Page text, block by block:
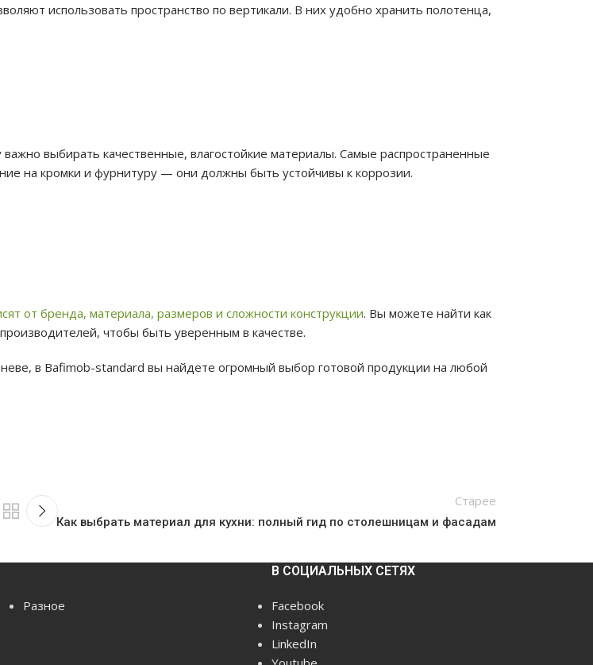
использовать пространство по вертикали. В них удобно хранить полотенца,
выбирать качественные, влагостойкие материалы. Самые распространенные
на кромки и фурнитуру — они должны быть устойчивы к коррозии.
от бренда, материала, размеров и сложности конструкции. Вы можете найти как
чтобы быть уверенным в качестве.
в Bafimob-standard вы найдете огромный выбор готовой продукции на любой
Старее
Как выбрать материал для кухни: полный гид по столешницам и фасадам
Разное
В СОЦИАЛЬНЫХ СЕТЯХ
Facebook
Instagram
LinkedIn